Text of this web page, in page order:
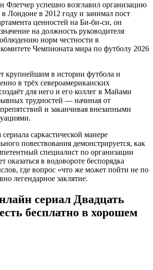
Флетчер успешно возглавил организацию
Лондоне в 2012 году и занимал пост
ценностей на Би-би-си, он
на должность руководителя
норм честности в
Чемпионата мира по футболу 2026
крупнейшим в истории футбола и
в трёх североамериканских
для него и его коллег в Майами
трудностей — начиная от
и заканчивая внезапными
саркастической манере
повествования демонстрируется, как
специалист по организации
оказаться в водовороте беспорядка
где вопрос «что же может пойти не по
легендарное заклятие.
сериал Двадцать
бесплатно в хорошем